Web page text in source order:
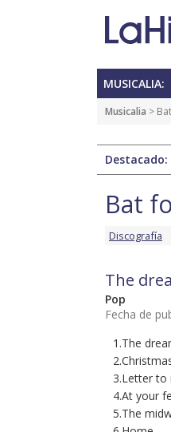
MUSICALIA:
Musicalia >
Destacado:
Bat
Discografía
The
Pop
Fecha de
1.The
3.Letter to
4.At your
5.The